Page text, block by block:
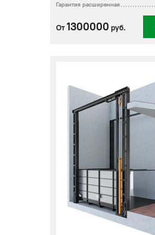
Гарантия расширенная
От 1300000 руб.